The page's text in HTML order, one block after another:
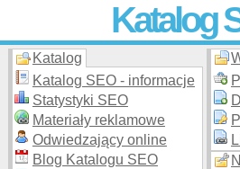
Katalog
Skuteczna i promocja stron
moderowanego
Katalog
Katalog SEO - informacje
Statystyki SEO
Materiały reklamowe
Odwiedzający online
Blog Katalogu SEO